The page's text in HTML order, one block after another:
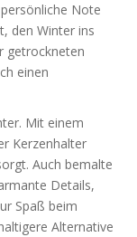
Note
den Winter ins
getrockneten
einen
Mit einem
Kerzenhalter
Auch bemalte
Details,
Spaß beim
Alternative